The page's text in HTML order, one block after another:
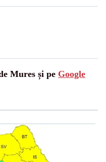
Mures și pe Google